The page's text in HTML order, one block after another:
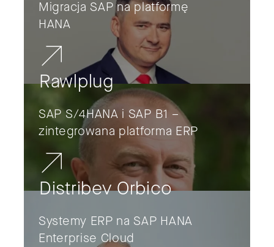
Migracja SAP na platformę
HANA
Rawlplug
SAP S/4HANA i SAP B1 –
zintegrowana platforma ERP
Distribev Orbico
Systemy ERP na SAP HANA
Enterprise Cloud